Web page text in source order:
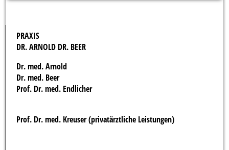
PRAXIS
DR. ARNOLD DR. BEER
Dr. med. Arnold
Dr. med. Beer
Prof. Dr. med. Endlicher
Prof. Dr. med. Kreuser (privatärztliche Leistungen)